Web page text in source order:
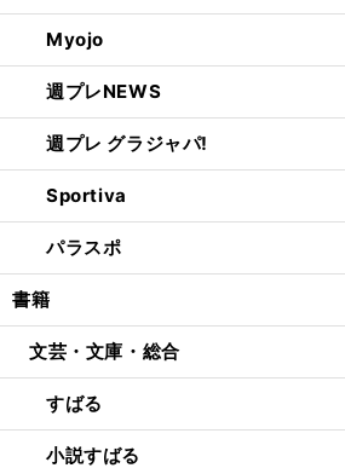
Myojo
週プレNEWS
週プレ グラジャパ!
Sportiva
パラスポ
書籍
文芸・文庫・総合
すばる
小説すばる